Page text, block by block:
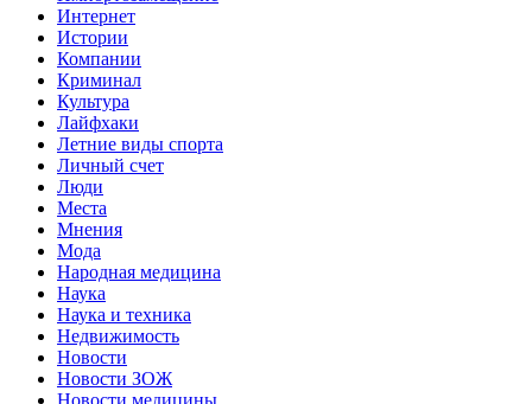
Интернет
Истории
Компании
Криминал
Культура
Лайфхаки
Летние виды спорта
Личный счет
Люди
Места
Мнения
Мода
Народная медицина
Наука
Наука и техника
Недвижимость
Новости
Новости ЗОЖ
Новости медицины